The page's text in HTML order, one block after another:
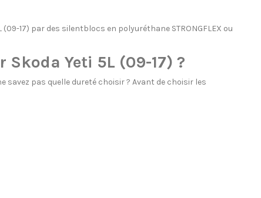
17) par des silentblocs en polyuréthane STRONGFLEX ou
Yeti 5L (09-17) ?
savez pas quelle dureté choisir ? Avant de choisir les